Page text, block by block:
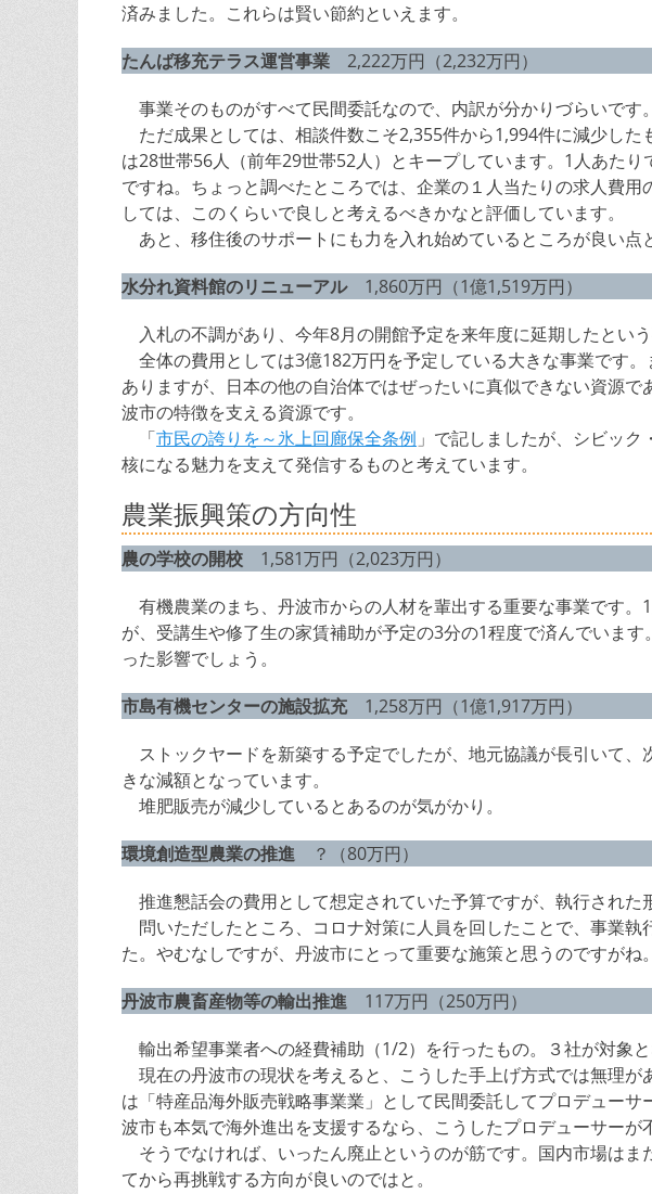
済みました。これらは賢い節約といえます。
たんば移充テラス運営事業 2,222万円（2,232万円）
事業そのものがすべて民間委託なので、内訳が分かりづらいです。
ただ成果としては、相談件数こそ2,355件から1,994件に減少した
は28世帯56人（前年29世帯52人）とキープしています。1人あた
ですね。ちょっと調べたところでは、企業の１人当たりの求人費
しては、このくらいで良しと考えるべきかなと評価しています。
あと、移住後のサポートにも力を入れ始めているところが良い点
水分れ資料館のリニューアル1,860万円（1億1,519万円）
入札の不調があり、今年8月の開館予定を来年度に延期したという
全体の費用としては3億182万円を予定している大きな事業です
ありますが、日本の他の自治体ではぜったいに真似できない資源
波市の特徴を支える資源です。
「市民の誇りを～氷上回廊保全条例 」で記しましたが、シビッ
核になる魅力を支えて発信するものと考えています。
農業振興策の方向性
農の学校の開校 1,581万円（2,023万円）
有機農業のまち、丹波市からの人材を輩出する重要な事業です。
が、受講生や修了生の家賃補助が予定の3分の1程度で済んでいま
った影響でしょう。
市島有機センターの施設拡充1,258万円（1億1,917万円）
ストックヤードを新築する予定でしたが、地元協議が長引いて、
きな減額となっています。
堆肥販売が減少しているとあるのが気がかり。
環境創造型農業の推進 ？（80万円）
推進懇話会の費用として想定されていた予算ですが、執行された
問いただしたところ、コロナ対策に人員を回したことで、事業執
た。やむなしですが、丹波市にとって重要な施策と思うのですがね。
丹波市農畜産物等の輸出推進 117万円（250万円）
輸出希望事業者への経費補助（1/2）を行ったもの。３社が対象と
現在の丹波市の現状を考えると、こうした手上げ方式では無理が
は「特産品海外販売戦略事業業」として民間委託してプロデュー
波市も本気で海外進出を支援するなら、こうしたプロデューサーが
そうでなければ、いったん廃止というのが筋です。国内市場はま
てから再挑戦する方向が良いのではと。